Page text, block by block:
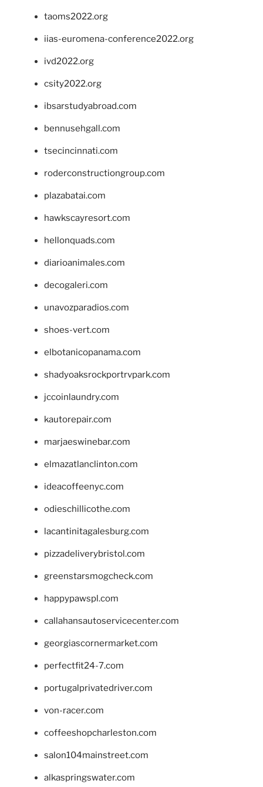
taoms2022.org
iias-euromena-conference2022.org
ivd2022.org
csity2022.org
ibsarstudyabroad.com
bennusehgall.com
tsecincinnati.com
roderconstructiongroup.com
plazabatai.com
hawkscayresort.com
hellonquads.com
diarioanimales.com
decogaleri.com
unavozparadios.com
shoes-vert.com
elbotanicopanama.com
shadyoaksrockportrvpark.com
jccoinlaundry.com
kautorepair.com
marjaeswinebar.com
elmazatlanclinton.com
ideacoffeenyc.com
odieschillicothe.com
lacantinitagalesburg.com
pizzadeliverybristol.com
greenstarsmogcheck.com
happypawspl.com
callahansautoservicecenter.com
georgiascornermarket.com
perfectfit24-7.com
portugalprivatedriver.com
von-racer.com
coffeeshopcharleston.com
salon104mainstreet.com
alkaspringswater.com